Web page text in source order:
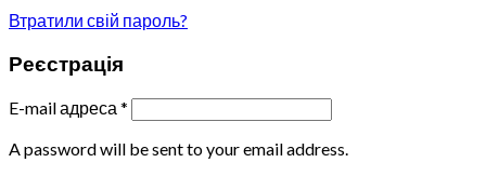
Втратили свій пароль?
Реєстрація
E-mail адреса *
A password will be sent to your email address.